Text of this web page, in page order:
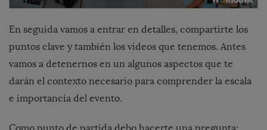
En seguida vamos a entrar en detalles, compartirte los
puntos clave y también los videos que tenemos. Antes
vamos a detenernos en un algunos aspectos que te
darán el contexto necesario para comprender la escala
e importancia del evento.
Como punto de partida debo hacerte una pregunta: